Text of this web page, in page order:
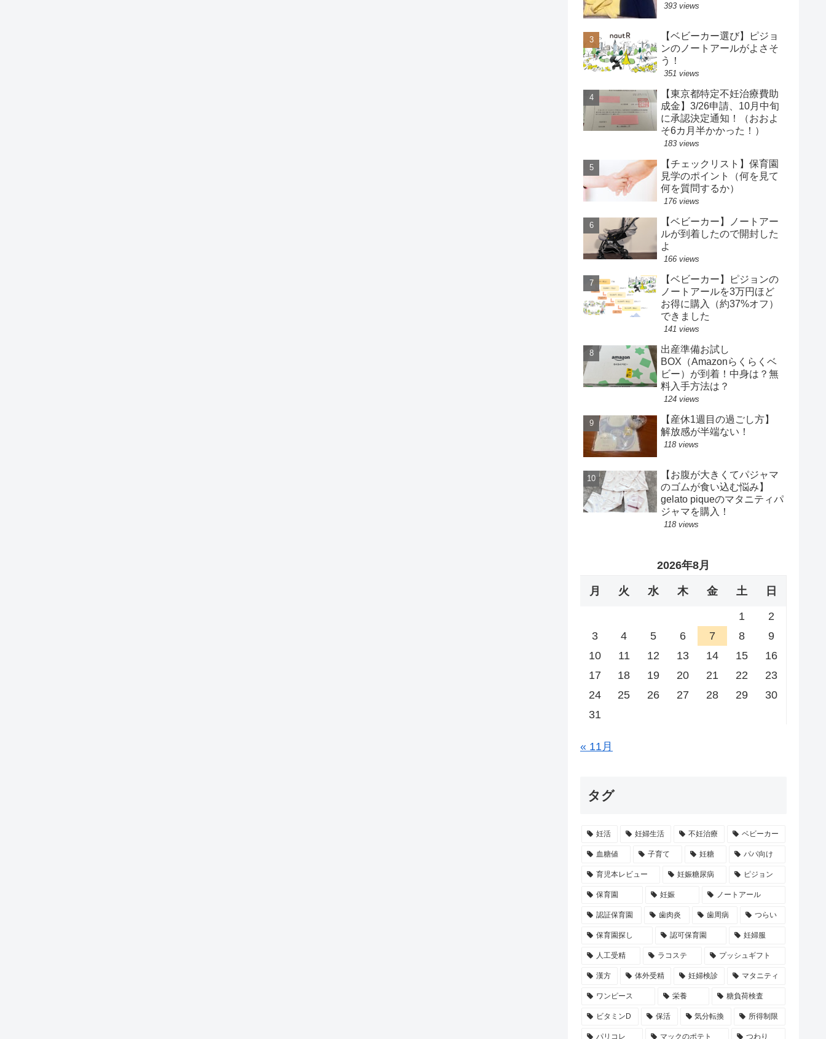
393 views
【ベビーカー選び】ピジョ
ンのノートアールがよさそ
う！
351 views
【東京都特定不妊治療費助
成金】3/26申請、10月中旬
に承認決定通知！（おおよ
そ6カ月半かかった！）
183 views
【チェックリスト】保育園
見学のポイント（何を見て
何を質問するか）
176 views
【ベビーカー】ノートアー
ルが到着したので開封した
よ
166 views
【ベビーカー】ピジョンの
ノートアールを3万円ほど
お得に購入（約37%オフ）
できました
141 views
出産準備お試し
BOX（Amazonらくらくベ
ビー）が到着！中身は？無
料入手方法は？
124 views
【産休1週目の過ごし方】
解放感が半端ない！
118 views
【お腹が大きくてパジャマ
のゴムが食い込む悩み】
gelato piqueのマタニティパ
ジャマを購入！
118 views
2026年8月
月 火 水 木 金 土 日
1
2
3
4 5 6 7 8
9
10
11 12 13 14 15
16
17
18 19 20 21 22
23
24
25 26 27 28 29
30
31
« 11月
タグ
妊活 妊婦生活 不妊治療 ベビーカー
血糖値 子育て 妊糖 パパ向け
育児本レビュー 妊娠糖尿病 ピジョン
保育園 妊娠 ノートアール
認証保育園 歯肉炎 歯周病 つらい
保育園探し 認可保育園 妊婦服
人工受精 ラコステ プッシュギフト
漢方 体外受精 妊婦検診 マタニティ
ワンピース 栄養 糖負荷検査
ビタミンD 保活 気分転換 所得制限
パリコレ マックのポテト つわり